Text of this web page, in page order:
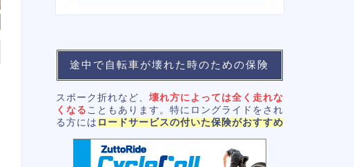
途中で自転車が壊れた時のための保険
スポーク折れなど、 壊れ方によっては全く走れな
くなる こともあります。特にロングライドをされ
る方には ロードサービスの付いた保険がおすすめ